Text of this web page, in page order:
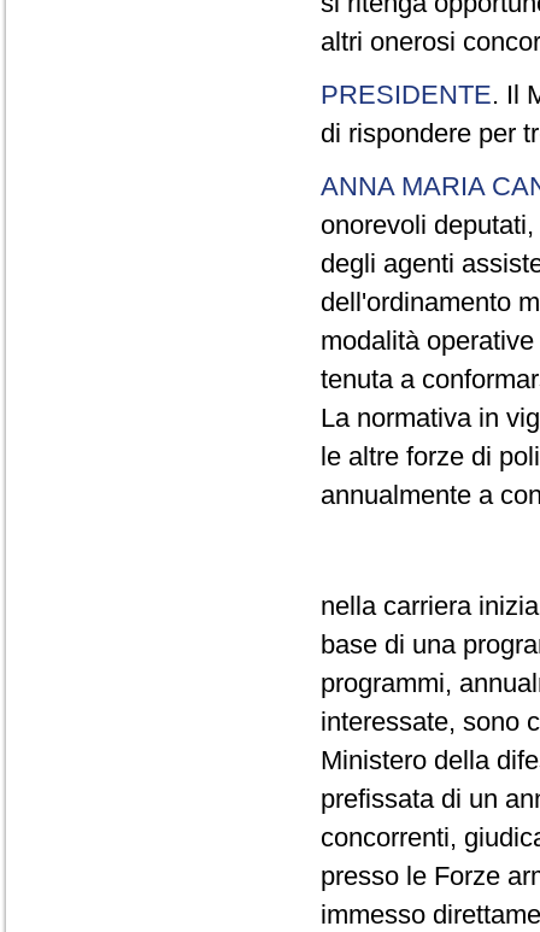
altri onerosi
PRESIDENTE. Il
di rispondere per
ANNA MARIA
onorevoli
degli agenti
dell'ordinamento
modalità
tenuta a
La normativa in
le altre forze di
annualmente a
nella carriera
base di una
programmi,
interessate, sono
Ministero della
prefissata di un
concorrenti,
presso le Forze
immesso